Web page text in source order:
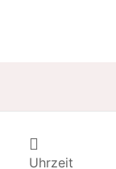
Uhrzeit